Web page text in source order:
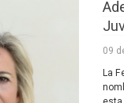
09
La